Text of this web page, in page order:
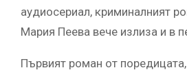
аудиосериал, криминалният
Мария Пеева вече излиза и в
Първият роман от поредицата,